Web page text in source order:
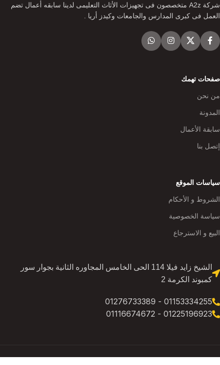
شركة A2z متخصصون فى تجهيزات الأثاث التعليمى لدينا سابقه أعمال تضم
العمل فى كبرى المدارس والجامعات وكيدز أريا .
صفحات تهمك
من نحن
المدونة
سابقة الأعمال
إتصل بنا
سياسات الموقع
الشروط و الأحكام
سياسة الخصوصية
البيع و الاسترجاع
الشيخ زايد فيلا 114 الحى الخامس المجاوره الثانية بجوار سور
كمبوند الكرمة 2
01153334255 - 01276733389
01225196923 - 01116674672